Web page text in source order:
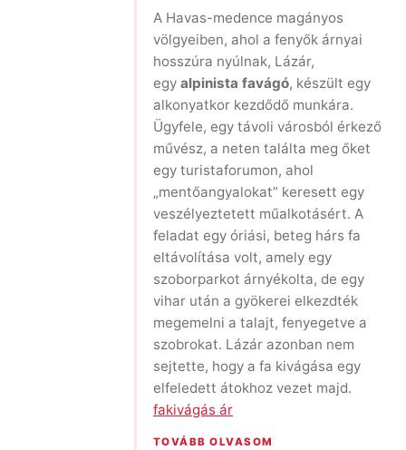
A Havas-medence magányos
völgyeiben, ahol a fenyők árnyai
hosszúra nyúlnak, Lázár,
egy alpinista favágó, készült egy
alkonyatkor kezdődő munkára.
Ügyfele, egy távoli városból érkező
művész, a neten találta meg őket
egy turistaforumon, ahol
„mentőangyalokat” keresett egy
veszélyeztetett műalkotásért. A
feladat egy óriási, beteg hárs fa
eltávolítása volt, amely egy
szoborparkot árnyékolta, de egy
vihar után a gyökerei elkezdték
megemelni a talajt, fenyegetve a
szobrokat. Lázár azonban nem
sejtette, hogy a fa kivágása egy
elfeledett átokhoz vezet majd.
fakivágás ár
TOVÁBB OLVASOM